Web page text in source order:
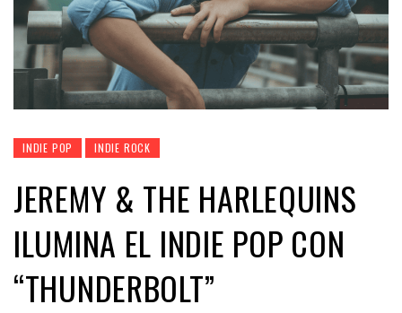
INDIE POP INDIE ROCK
JEREMY & THE HARLEQUINS
ILUMINA EL INDIE POP CON
“THUNDERBOLT”